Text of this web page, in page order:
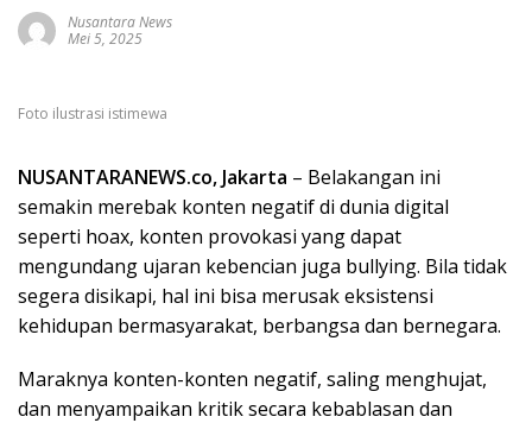
Nusantara News
Mei 5, 2025
Foto ilustrasi istimewa
NUSANTARANEWS.co, Jakarta – Belakangan ini
semakin merebak konten negatif di dunia digital
seperti hoax, konten provokasi yang dapat
mengundang ujaran kebencian juga bullying. Bila tidak
segera disikapi, hal ini bisa merusak eksistensi
kehidupan bermasyarakat, berbangsa dan bernegara.
Maraknya konten-konten negatif, saling menghujat,
dan menyampaikan kritik secara kebablasan dan